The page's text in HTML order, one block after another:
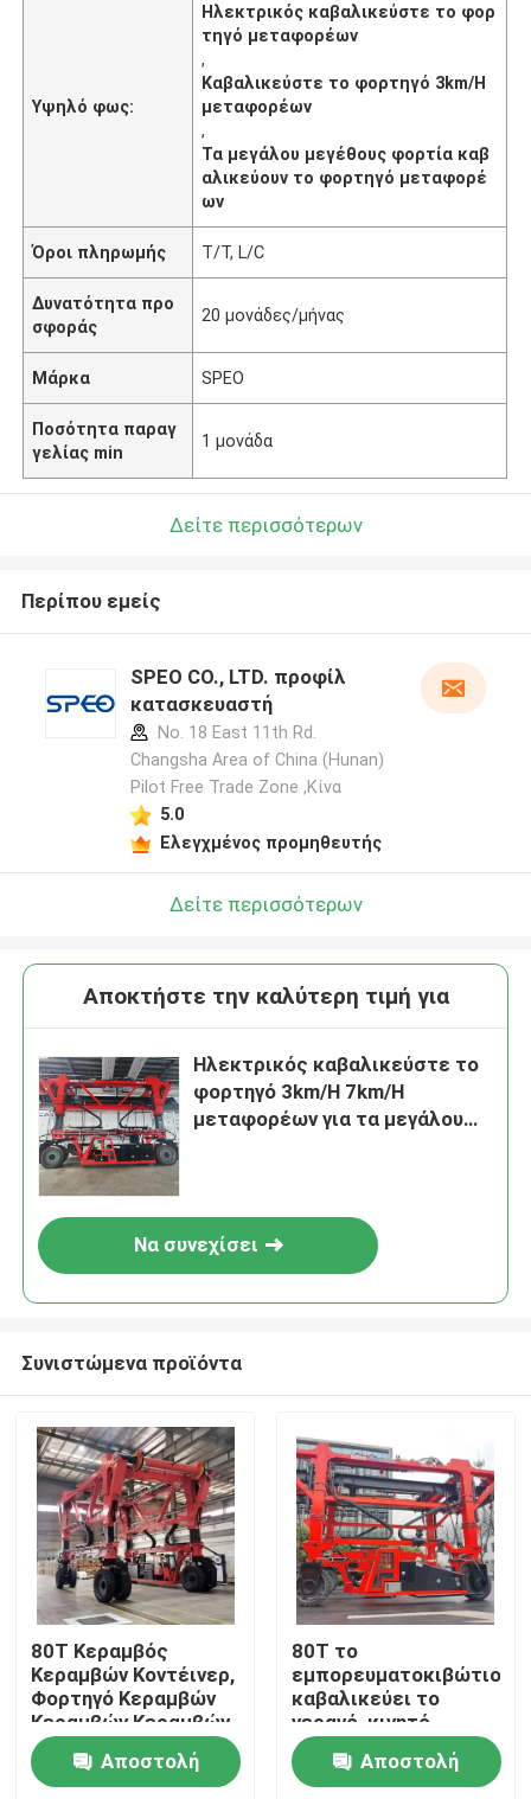
Σπίτι
Προϊόντα
Βίντεο
Υψηλό φως:
Ηλεκτρικός καβαλικεύστε το φορ
τηγό μεταφορέων
,
Καβαλικεύστε το φορτηγό 3km/H
μεταφορέων
,
Τα μεγάλου μεγέθους φορτία καβ
αλικεύουν το φορτηγό μεταφορέ
ων
Όροι πληρωμής T/T, L/C
Δυνατότητα προ
σφοράς
20 μονάδες/μήνας
Μάρκα SPEO
Ποσότητα παραγ
γελίας min
1 μονάδα
Δείτε περισσότερων
Περίπου εμείς
SPEO CO., LTD. προφίλ
κατασκευαστή
No. 18 East 11th Rd.
Changsha Area of China (Hunan)
Pilot Free Trade Zone ,Κίνα
5.0
Ελεγχμένος προμηθευτής
Δείτε περισσότερων
Αποκτήστε την καλύτερη τιμή για
Ηλεκτρικός καβαλικεύστε το
φορτηγό 3km/H 7km/H
μεταφορέων για τα μεγάλου
Να συνεχίσει
Συνιστώμενα προϊόντα
80T Κεραμβός
Κεραμβών Κοντέινερ,
Φορτηγό Κεραμβών
Κεραμβών Κεραμβών
Κοντέινερ Στάκερ,
Προσαρμοσμένος
Φορέας Κεραμβών
Αποστολή
80T το
εμπορευματοκιβώτιο
καβαλικεύει το
γερανό, κινητό
φορτηγό γερανών
ατσάλινων σκελετών
με τη ισχύ της
Αποστολή